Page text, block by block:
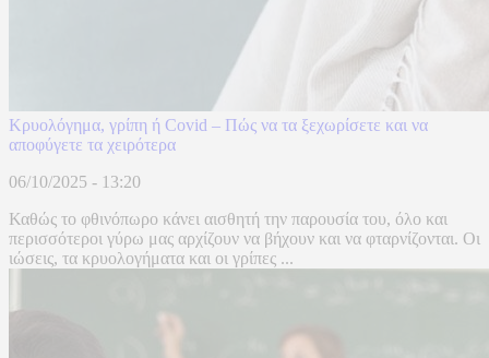
Κρυολόγημα, γρίπη ή Covid – Πώς να τα ξεχωρίσετε και να
αποφύγετε τα χειρότερα
06/10/2025 - 13:20
Καθώς το φθινόπωρο κάνει αισθητή την παρουσία του, όλο και
περισσότεροι γύρω μας αρχίζουν να βήχουν και να φταρνίζονται. Οι
ιώσεις, τα κρυολογήματα και οι γρίπες ...